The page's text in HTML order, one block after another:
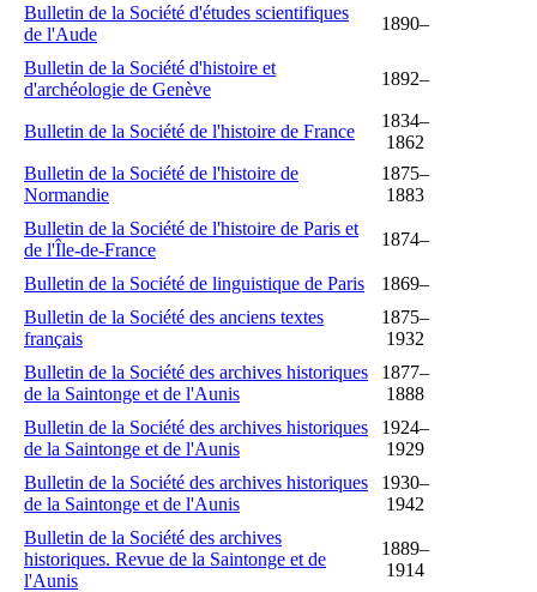
Bulletin de la Société d'études scientifiques
de l'Aude
1890–
Bulletin de la Société d'histoire et
d'archéologie de Genève
1892–
Bulletin de la Société de l'histoire de France
1834–
1862
Bulletin de la Société de l'histoire de
Normandie
1875–
1883
Bulletin de la Société de l'histoire de Paris et
de l'Île-de-France
1874–
Bulletin de la Société de linguistique de Paris
1869–
Bulletin de la Société des anciens textes
français
1875–
1932
Bulletin de la Société des archives historiques
de la Saintonge et de l'Aunis
1877–
1888
Bulletin de la Société des archives historiques
de la Saintonge et de l'Aunis
1924–
1929
Bulletin de la Société des archives historiques
de la Saintonge et de l'Aunis
1930–
1942
Bulletin de la Société des archives
historiques. Revue de la Saintonge et de
l'Aunis
1889–
1914